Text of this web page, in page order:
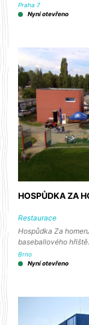
Praha 7
Nyní otevřeno
HOSPŮDKA ZA
Restaurace
Hospůdka Za
baseballového
Brno
Nyní otevřeno